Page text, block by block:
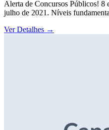
Alerta de Concursos Públicos! 8
julho de 2021. Níveis
Ver Detalhes →